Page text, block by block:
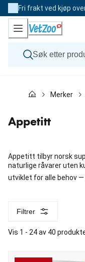
Skip
to
Content
Fri frakt ved kjøp
Katt
Andre dyr
Merker
Merker
Appetitt
Appetitt tilbyr norsk
naturlige råvarer uten
utviklet for alle behov
Filtrer
Vis 1 - 24 av 40